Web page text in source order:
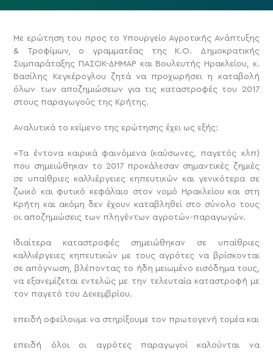
Με ερώτηση του προς το Υπουργείο Αγροτικής Ανάπτυξης
& Τροφίμων, ο γραμματέας της Κ.Ο. Δημοκρατικής
Συμπαράταξης ΠΑΣΟΚ-ΔΗΜΑΡ και Βουλευτής Ηρακλείου, κ.
Βασίλης Κεγκέρογλου ζητά να προχωρήσει η καταβολή
όλων των αποζημιώσεων για τις καταστροφές του 2017
στους παραγωγούς της Κρήτης.
Αναλυτικά το κείμενο της ερώτησης έχει ως εξής:
«Τα έντονα καιρικά φαινόμενα (καύσωνες, παγετός κλπ)
που σημειώθηκαν το 2017 προκάλεσαν σημαντικές ζημιές
σε υπαίθριες καλλιέργειες κηπευτικών και γενικότερα σε
ζωικό και φυτικό κεφάλαιο στον νομό Ηρακλείου και στη
Κρήτη και ακόμη δεν έχουν καταβληθεί στο σύνολο τους
οι αποζημιώσεις των πληγέντων αγροτών-παραγωγών.
Ιδιαίτερα καταστροφές σημειώθηκαν σε υπαίθριες
καλλιέργειες κηπευτικών με τους αγρότες να βρίσκονται
σε απόγνωση, βλέποντας το ήδη μειωμένο εισόδημα τους,
να εξανεμίζεται εντελώς με την τελευταία καταστροφή με
τον παγετό του Δεκεμβρίου.
επειδή οφείλουμε να στηρίξουμε τον πρωτογενή τομέα και
επειδή όλοι οι αγρότες παραγωγοί καλούνται να